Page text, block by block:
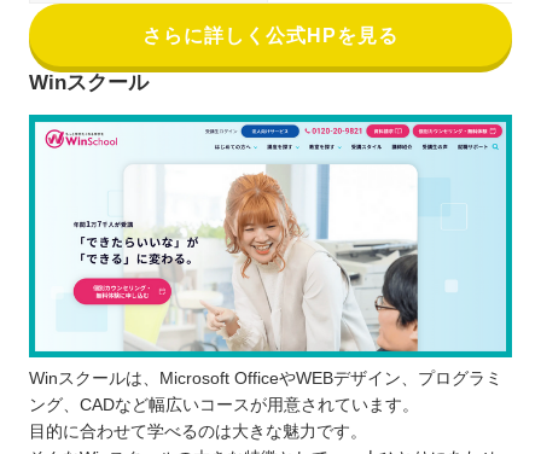
さらに詳しく公式HPを見る
Winスクール
Winスクールは、Microsoft OfficeやWEBデザイン、プログラミ
ング、CADなど幅広いコースが用意されています。
目的に合わせて学べるのは大きな魅力です。